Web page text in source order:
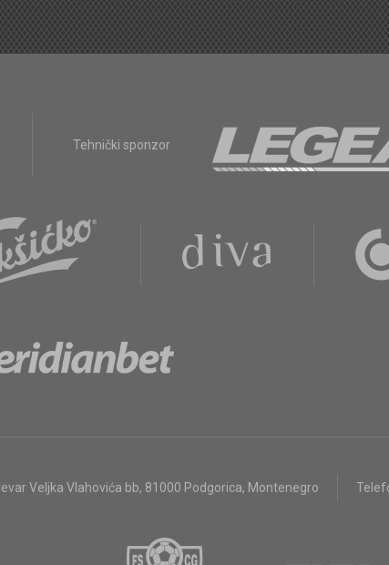
Tehnički sponzor
Veljka Vlahovića bb, 81000 Podgorica, Montenegro